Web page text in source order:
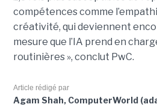
compétences comme
créativité, qui deviennent
mesure que l’IA prend en
routinières », conclut PwC.
Article rédigé par
Agam Shah, ComputerWorld